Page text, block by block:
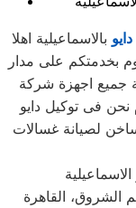
بالاسماعيلية اهلا
بخدمتكم على مدار
جميع اجهزة شركة
نحن فى توكيل دايو
لصيانة غسالات
القاهرة